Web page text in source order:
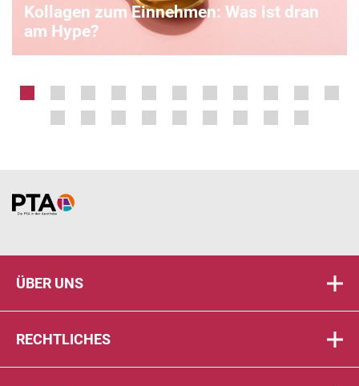
Kollagen zum Einnehmen: Was ist dran
am Hype?
Home
ÜBER UNS
RECHTLICHES